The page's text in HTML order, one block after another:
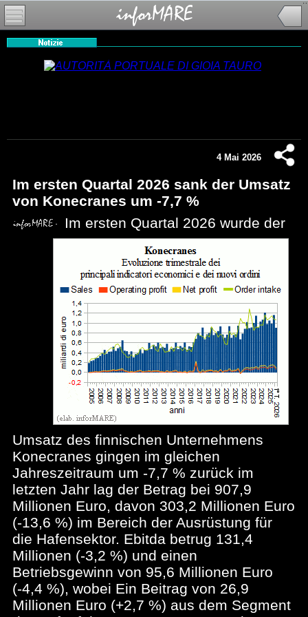
4 Mai 2026
Im ersten Quartal 2026 sank der Umsatz
von Konecranes um -7,7 %
Im ersten Quartal 2026 wurde der
Umsatz des finnischen Unternehmens
Konecranes gingen im gleichen
Jahreszeitraum um -7,7 % zurück im
letzten Jahr lag der Betrag bei 907,9
Millionen Euro, davon 303,2 Millionen Euro
(-13,6 %) im Bereich der Ausrüstung für
die Hafensektor. Ebitda betrug 131,4
Millionen (-3,2 %) und einen
Betriebsgewinn von 95,6 Millionen Euro
(-4,4 %), wobei Ein Beitrag von 26,9
Millionen Euro (+2,7 %) aus dem Segment